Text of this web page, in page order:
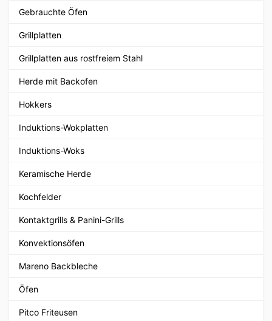
Gebrauchte Öfen
Grillplatten
Grillplatten aus rostfreiem Stahl
Herde mit Backofen
Hokkers
Induktions-Wokplatten
Induktions-Woks
Keramische Herde
Kochfelder
Kontaktgrills & Panini-Grills
Konvektionsöfen
Mareno Backbleche
Öfen
Pitco Friteusen